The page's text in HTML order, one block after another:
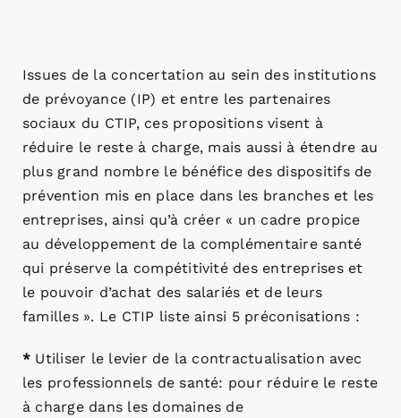
Issues de la concertation au sein des institutions
de prévoyance (IP) et entre les partenaires
sociaux du CTIP, ces propositions visent à
réduire le reste à charge, mais aussi à étendre au
plus grand nombre le bénéfice des dispositifs de
prévention mis en place dans les branches et les
entreprises, ainsi qu’à créer « un cadre propice
au développement de la complémentaire santé
qui préserve la compétitivité des entreprises et
le pouvoir d’achat des salariés et de leurs
familles ». Le CTIP liste ainsi 5 préconisations :
* Utiliser le levier de la contractualisation avec
les professionnels de santé: pour réduire le reste
à charge dans les domaines de